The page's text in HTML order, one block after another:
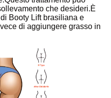
che desideri.È
Booty Lift brasiliana e
di aggiungere grasso in